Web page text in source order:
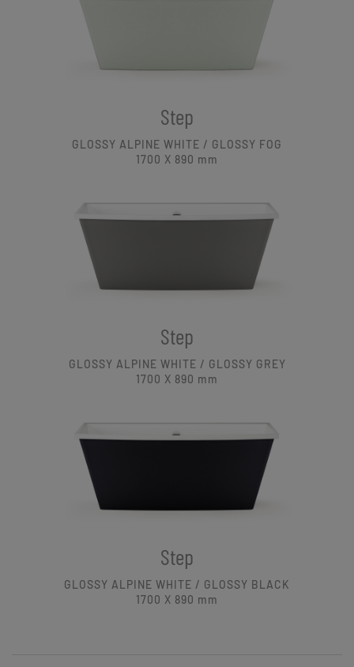
Step
GLOSSY ALPINE WHITE / GLOSSY FOG
1700 X 890 mm
Step
GLOSSY ALPINE WHITE / GLOSSY GREY
1700 X 890 mm
Step
GLOSSY ALPINE WHITE / GLOSSY BLACK
1700 X 890 mm